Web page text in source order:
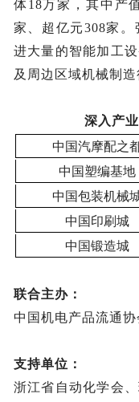
体18万家，其中产
家、超亿元308家。
进大量的智能加工
及周边区域机械制
深入产
中国汽摩配之
中国塑编基地
中国包装机械
中国印刷城
中国锻造城
联合主办：
中国机电产品流通
支持单位：
浙江省自动化学会